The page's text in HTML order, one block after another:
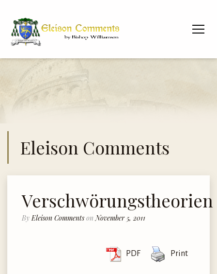
Eleison Comments
Verschwörungstheorien
By Eleison Comments on November 5, 2011
PDF Print